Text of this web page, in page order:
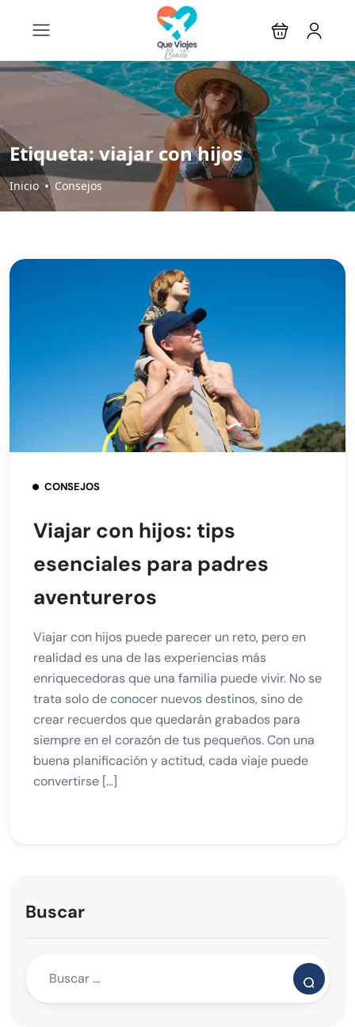
Etiqueta:viajar con hijos
Inicio Consejos
CONSEJOS
Viajar con hijos: tips
esenciales para padres
aventureros
Viajar con hijos puede parecer un reto, pero en
realidad es una de las experiencias más
enriquecedoras que una familia puede vivir. No se
trata solo de conocer nuevos destinos, sino de
crear recuerdos que quedarán grabados para
siempre en el corazón de tus pequeños. Con una
buena planificación y actitud, cada viaje puede
convertirse […]
Buscar